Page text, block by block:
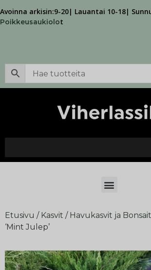
Avoinna arkisin:9-20| Lauantai 10-18|
Poikkeusaukiolot
Etusivu / Kasvit / Havukasvit ja Bonsait
‘Mint Julep’